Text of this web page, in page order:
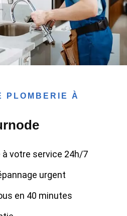
PLOMBERIE À
à votre service 24h/7
urgent
en 40 minutes